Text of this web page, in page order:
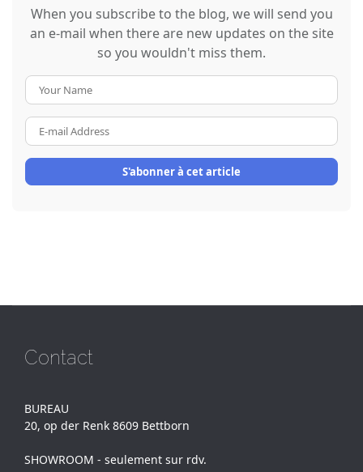
When you subscribe to the blog, we will send you
an e-mail when there are new updates on the site
so you wouldn't miss them.
Name
mail
Address
S'abonner à cet article
Contact
BUREAU
20, op der Renk 8609 Bettborn
SHOWROOM - seulement sur rdv.